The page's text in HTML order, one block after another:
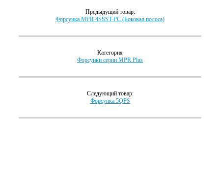
Предыдущий товар:
Форсунка MPR 4SSST-PC (Боковая полоса)
Категория
Форсунки серии MPR Plus
Следующий товар:
Форсунка 5QPS